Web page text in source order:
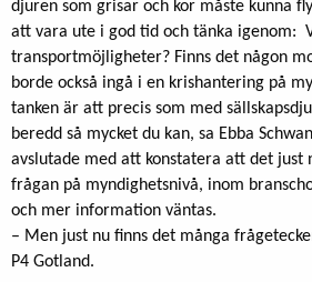
djuren som grisar och kor måste kunna
att vara ute i god tid och tänka igenom:
transportmöjligheter? Finns det någon
borde också ingå i en krishantering på
tanken är att precis som med
beredd så mycket du kan, sa Ebba
avslutade med att konstatera att det just
frågan på myndighetsnivå, inom
och mer information väntas.
– Men just nu finns det många
P4 Gotland.